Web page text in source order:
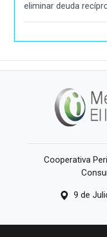
eliminar deuda
Cooperativa
9 de